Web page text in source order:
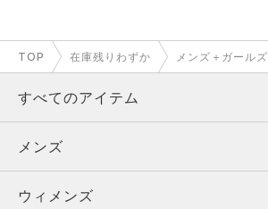
TOP 在庫残りわずか メンズ＋ガールズ
すべてのアイテム
メンズ
ウィメンズ
メンズ
トップス
ウィメンズ